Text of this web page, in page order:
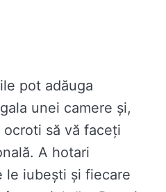
pot adăuga
unei camere și,
să vă faceți
A hotari
le iubești și fiecare